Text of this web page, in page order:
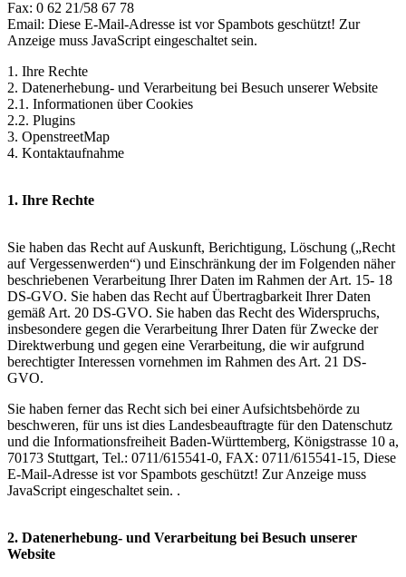
Fax: 0 62 21/58 67 78
Email: Diese E-Mail-Adresse ist vor Spambots geschützt! Zur
Anzeige muss JavaScript eingeschaltet sein.
1. Ihre Rechte
2. Datenerhebung- und Verarbeitung bei Besuch unserer Website
2.1. Informationen über Cookies
2.2. Plugins
3. OpenstreetMap
4. Kontaktaufnahme
1. Ihre Rechte
Sie haben das Recht auf Auskunft, Berichtigung, Löschung („Recht
auf Vergessenwerden“) und Einschränkung der im Folgenden näher
beschriebenen Verarbeitung Ihrer Daten im Rahmen der Art. 15- 18
DS-GVO. Sie haben das Recht auf Übertragbarkeit Ihrer Daten
gemäß Art. 20 DS-GVO. Sie haben das Recht des Widerspruchs,
insbesondere gegen die Verarbeitung Ihrer Daten für Zwecke der
Direktwerbung und gegen eine Verarbeitung, die wir aufgrund
berechtigter Interessen vornehmen im Rahmen des Art. 21 DS-
GVO.
Sie haben ferner das Recht sich bei einer Aufsichtsbehörde zu
beschweren, für uns ist dies Landesbeauftragte für den Datenschutz
und die Informationsfreiheit Baden-Württemberg, Königstrasse 10 a,
70173 Stuttgart, Tel.: 0711/615541-0, FAX: 0711/615541-15, Diese
E-Mail-Adresse ist vor Spambots geschützt! Zur Anzeige muss
JavaScript eingeschaltet sein. .
2. Datenerhebung- und Verarbeitung bei Besuch unserer
Website